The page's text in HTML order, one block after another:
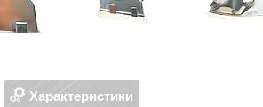
Характеристики